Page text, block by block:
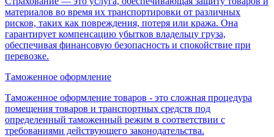
материалов во время их транспортировки от различных
рисков, таких как повреждения, потеря или кража. Она
гарантирует компенсацию убытков владельцу груза,
обеспечивая финансовую безопасность и спокойствие при
перевозке.
Таможенное оформление
Таможенное оформление товаров - это сложная процедура
помещения товаров и транспортных средств под
определенный таможенный режим в соответствии с
требованиями действующего законодательства.